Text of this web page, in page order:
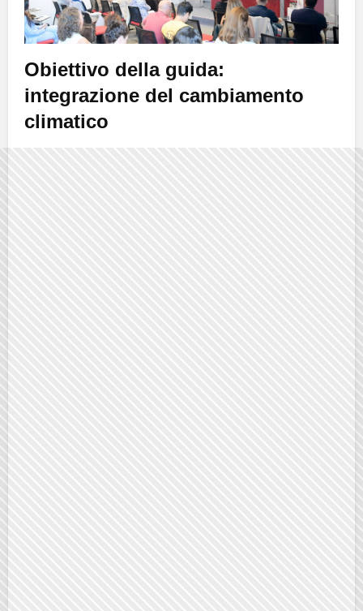
Obiettivo della guida:
integrazione del cambiamento
climatico